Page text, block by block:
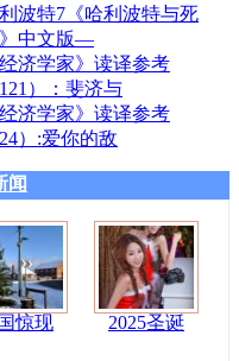
波特7《哈利波特与死
中文版—
经济学家》读译参考
121）：斐济与
经济学家》读译参考
24）:爱你的敌
闻
惊现 2025圣诞